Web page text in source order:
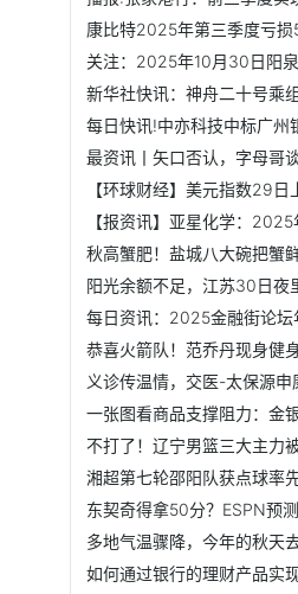
【环球财经】美元指数29日
多地气温骤降，今年的秋天